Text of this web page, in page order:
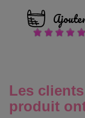
Les
produit